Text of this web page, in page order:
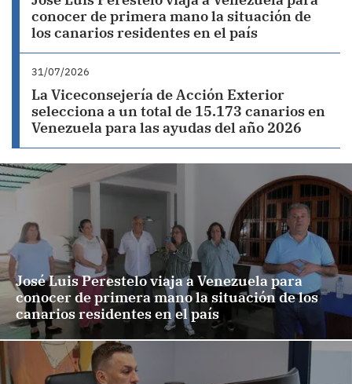
conocer de primera mano la situación de
los canarios residentes en el país
31/07/2026
La Viceconsejería de Acción Exterior
selecciona a un total de 15.173 canarios en
Venezuela para las ayudas del año 2026
José Luis Perestelo viaja a Venezuela para
conocer de primera mano la situación de los
canarios residentes en el país